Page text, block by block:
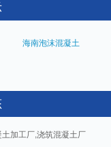
海南泡沫混凝土
加工厂,浇筑混凝土厂